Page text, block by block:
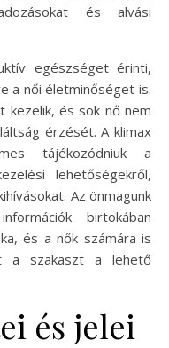
és alvási
egészséget érinti,
a női életminőséget is.
kezelik, és sok nő nem
érzését. A klimax
tájékozódniuk a
lehetőségekről,
Az önmagunk
birtokában
és a nők számára is
a szakaszt a lehető
és jelei